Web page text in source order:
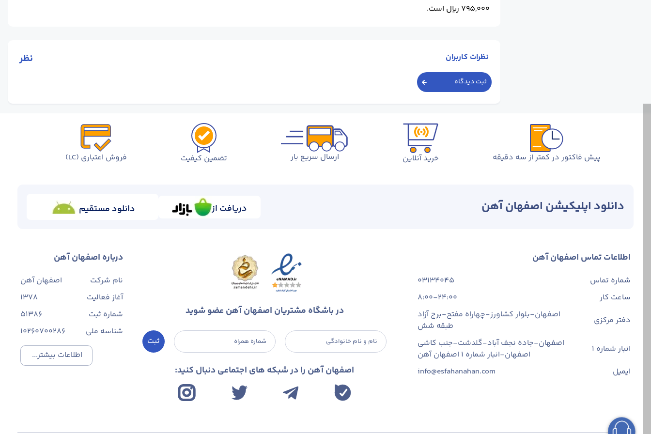
795,000 ریال است.
نظرات کاربران نظر
ثبت دیدگاه
پیش فاکتور در کمتر از سه دقیقه خرید آنلاین ارسال سریع بار تضمین کیفیت فروش اعتباری (LC)
دانلود اپلیکیشن اصفهان آهن دریافت از دانلود مستقیم
اطلاعات تماس اصفهان آهن
شماره تماس
03134045
ساعت کار
8:00-24:00
دفتر مرکزی
اصفهان-بلوار کشاورز-چهاراه مفتح-برج آزاد
طبقه شش
انبار شماره 1
اصفهان-جاده نجف آباد-گلدشت-جنب کاشی
اصفهان-انبار شماره ۱ اصفهان آهن
ایمیل
info@esfahanahan.com
در باشگاه مشتریان اصفهان آهن عضو شوید
نام و نام خانوادگی شماره همراه ثبت
اصفهان آهن را در شبکه های اجتماعی دنبال کنید:
درباره اصفهان آهن
نام شرکت
اصفهان آهن
آغاز فعالیت
1378
شماره ثبت
۵۱۳۸۶
شناسه ملی
10260700286
اطلاعات بیشتر...